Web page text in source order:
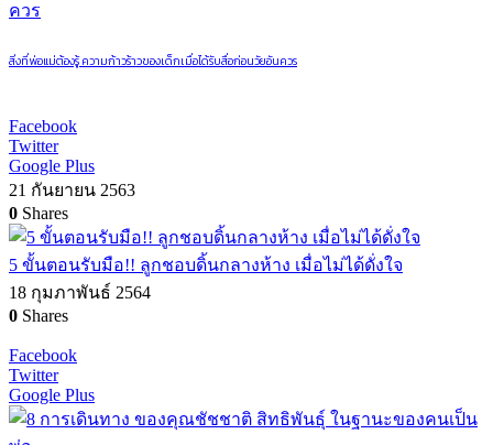
สิ่งที่พ่อแม่ต้องรู้ ความก้าวร้าวของเด็กเมื่อได้รับสื่อก่อนวัยอันควร
Facebook
Twitter
Google Plus
21 กันยายน 2563
0 Shares
5 ขั้นตอนรับมือ!! ลูกชอบดิ้นกลางห้าง เมื่อไม่ได้ดั่งใจ
18 กุมภาพันธ์ 2564
0 Shares
Facebook
Twitter
Google Plus